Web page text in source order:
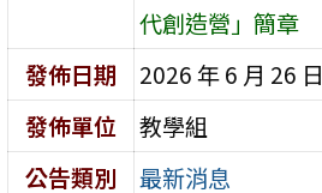
代創造營」簡章
發佈日期
2026 年 6 月 26 日
發佈單位
教學組
公告類別
最新消息